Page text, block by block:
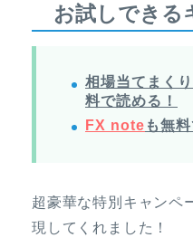
お試しできる
相場当てまく
料で読める！
FX note も無
超豪華な特別キャンペ
現してくれました！